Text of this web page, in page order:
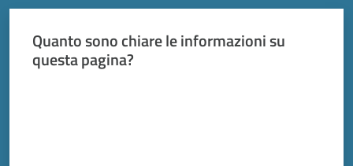
Quanto sono chiare le informazioni su
questa pagina?